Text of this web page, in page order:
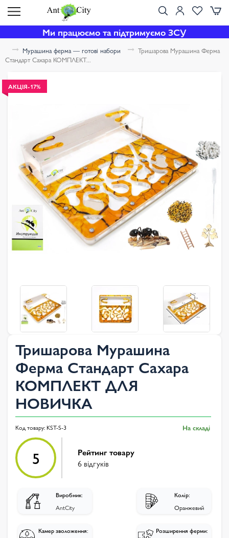
Ми працюємо та підтримуємо ЗСУ
Мурашина ферма — готові набори
Тришарова Мурашина Ферма
Стандарт Сахара КОМПЛЕКТ...
АКЦІЯ-17%
Тришарова Мурашина
Ферма Стандарт Сахара
КОМПЛЕКТ ДЛЯ
НОВИЧКА
Код товару: KST-S-3 На складі
5
Рейтинг товару
6 відгуків
Виробник:
AntCity
Колір:
Оранжевий
Камер зволоження:
Розширення ферми: